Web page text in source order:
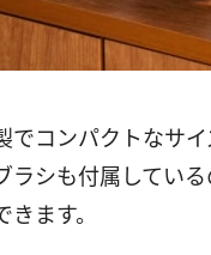
コンパクトなサ
シも付属している
ます。